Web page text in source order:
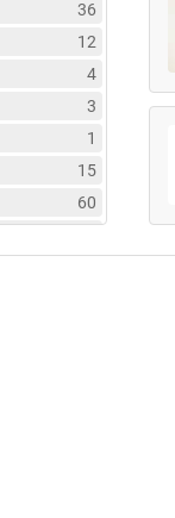
36
12
4
3
1
15
60